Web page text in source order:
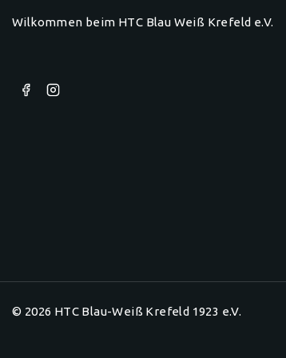
Wilkommen beim HTC Blau Weiß Krefeld e.V.
© 2026 HTC Blau-Weiß Krefeld 1923 e.V.